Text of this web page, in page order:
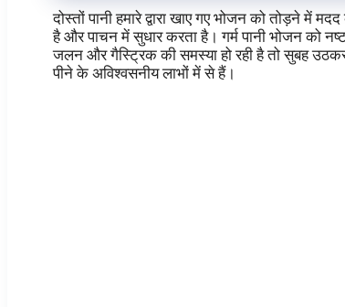
दोस्तों पानी हमारे द्वारा खाए गए भोजन को तोड़ने में
है और पाचन में सुधार करता है। गर्म पानी भोजन को
जलन और गैस्ट्रिक की समस्या हो रही है तो सुबह
पीने के अविश्वसनीय लाभों में से हैं।